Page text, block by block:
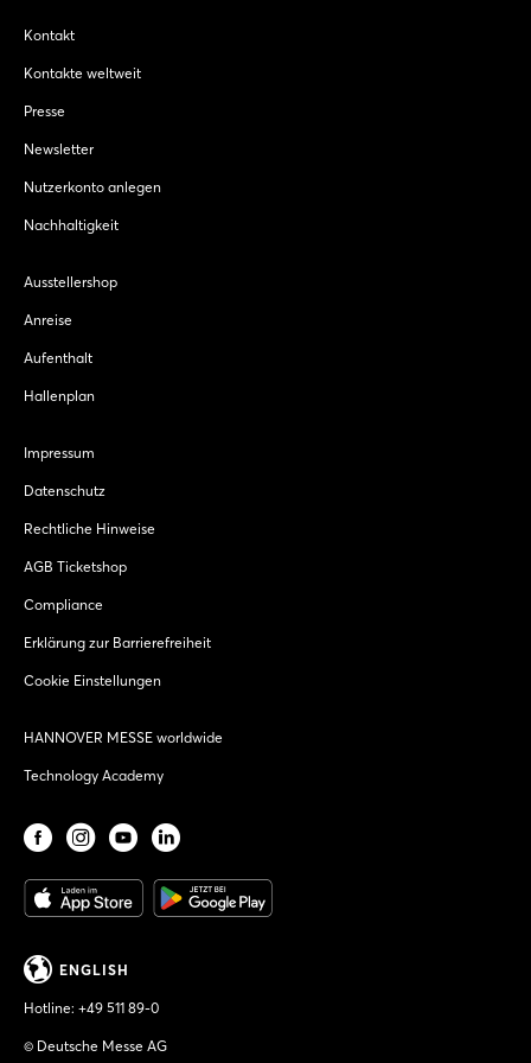
Kontakt
Kontakte weltweit
Presse
Newsletter
Nutzerkonto anlegen
Nachhaltigkeit
Ausstellershop
Anreise
Aufenthalt
Hallenplan
Impressum
Datenschutz
Rechtliche Hinweise
AGB Ticketshop
Compliance
Erklärung zur Barrierefreiheit
Cookie Einstellungen
HANNOVER MESSE worldwide
Technology Academy
ENGLISH
Hotline: +49 511 89-0
© Deutsche Messe AG